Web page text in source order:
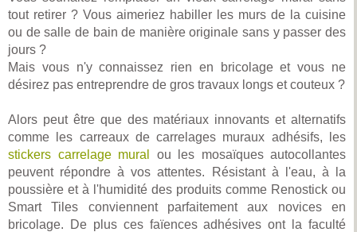
tout retirer ? Vous aimeriez habiller les murs de la cuisine
ou de salle de bain de manière originale sans y passer des
jours ?
Mais vous n'y connaissez rien en bricolage et vous ne
désirez pas entreprendre de gros travaux longs et couteux ?
Alors peut être que des matériaux innovants et alternatifs
comme les carreaux de carrelages muraux adhésifs, les
stickers carrelage mural
ou les mosaïques autocollantes
peuvent répondre à vos attentes. Résistant à l'eau, à la
poussière et à l'humidité des produits comme Renostick ou
Smart Tiles conviennent parfaitement aux novices en
bricolage. De plus ces faïences adhésives ont la faculté